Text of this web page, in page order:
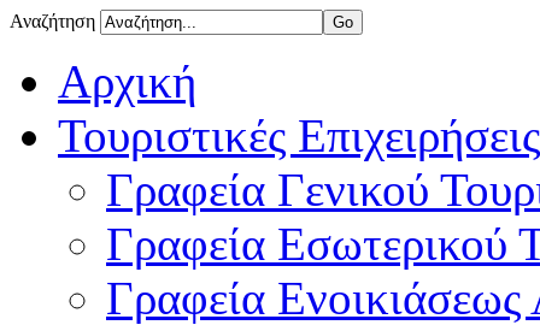
Αναζήτηση
Αρχική
Τουριστικές Επιχειρήσεις
Γραφεία Γενικού
Γραφεία Εσωτερικού
Γραφεία